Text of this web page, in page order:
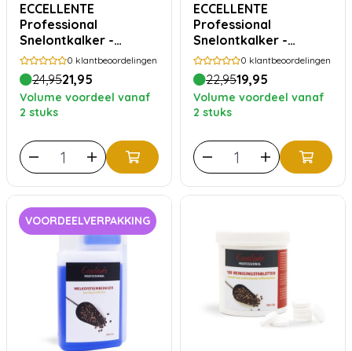
ECCELLENTE
Professional
Snelontkalker -
melkzuur 1000ml
0 klantbeoordelingen
24,9521,95
Volume voordeel vanaf
2 stuks
ECCELLENTE
Professional
Snelontkalker -
citroenzuur 1000ml
0 klantbeoordelingen
22,9519,95
Volume voordeel vanaf
2 stuks
VOORDEELVERPAKKING